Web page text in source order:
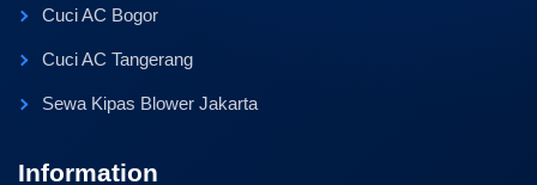
Cuci AC Bogor
Cuci AC Tangerang
Sewa Kipas Blower Jakarta
Information